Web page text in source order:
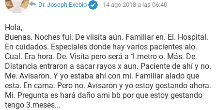
NUTRICIÓN
BIENESTAR
SEXUALIDAD
GLOSARIO
Dr. Joseph Exebio
- 14 ago 2018 a las 06:40
Hola,
Buenas. Noches fui. De viisita aún. Familiar en. El. Hospital.
En cuidados. Especiales donde hay varios pacientes alo.
Cual. Era hora. De. Visita pero será a 1.metro o. Más. De.
Distancia entraron a sacar rayos x aun. Paciente de ahí y no.
Me. Avisaron. Y yo estaba ahí con mi. Familiar alado que
esta. En cama. Pero no. Avisaron y yo estoy gestando ahora.
Mi. Pregunta es hará daño ami bb por que estoy gestando
tengo 3.meses...